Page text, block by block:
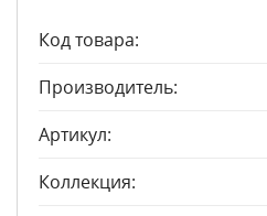
Код товара:
Производитель:
Артикул:
Коллекция: